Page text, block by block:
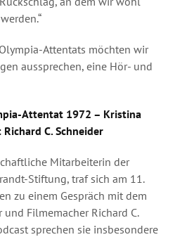
Attentats möchten wir
aussprechen, eine Hör- und
Attentat 1972 – Kristina
C. Schneider
Mitarbeiterin der
Stiftung, traf sich am 11.
zu einem Gespräch mit dem
Filmemacher Richard C.
sprechen sie insbesondere